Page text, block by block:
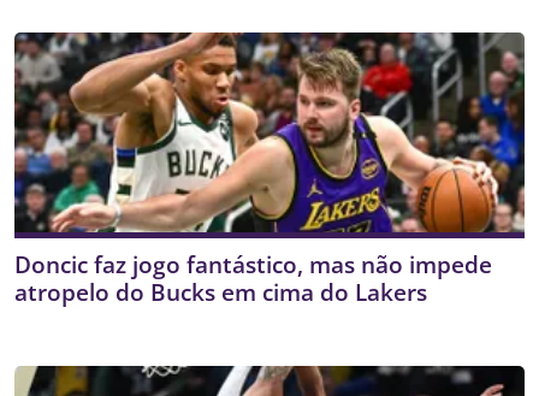
Doncic faz jogo fantástico, mas não impede
atropelo do Bucks em cima do Lakers